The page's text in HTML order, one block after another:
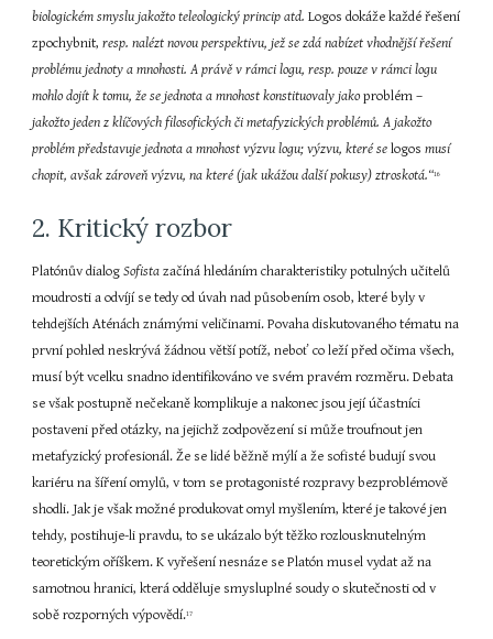
biologickém smyslu jakožto teleologický princip atd. Logos dokáže každé řešení
zpochybnit, resp. nalézt novou perspektivu, jež se zdá nabízet vhodnější řešení
problému jednoty a mnohosti. A právě v rámci logu, resp. pouze v rámci logu
mohlo dojít k tomu, že se jednota a mnohost konstituovaly jako
jakožto jeden z klíčových filosofických či metafyzických problémů. A jakožto
problém představuje jednota a mnohost výzvu logu; výzvu, které se logos musí
chopit, avšak zároveň výzvu, na které (jak ukážou další pokusy) ztroskotá.“16
2. Kritický rozbor
Platónův dialog Sofista začíná hledáním charakteristiky potulných učitelů
moudrosti a odvíjí se tedy od úvah nad působením osob, které byly v
tehdejších Aténách známými veličinami. Povaha diskutovaného tématu na
první pohled neskrývá žádnou větší potíž, neboť co leží před očima všech,
musí být vcelku snadno identifikováno ve svém pravém rozměru. Debata
se však postupně nečekaně komplikuje a nakonec jsou její účastníci
postaveni před otázky, na jejichž zodpovězení si může troufnout jen
metafyzický profesionál. Že se lidé běžně mýlí a že sofisté budují svou
kariéru na šíření omylů, v tom se protagonisté rozpravy bezproblémově
shodli. Jak je však možné produkovat omyl myšlením, které je takové jen
tehdy, postihuje-li pravdu, to se ukázalo být těžko rozlousknutelným
teoretickým oříškem. K vyřešení nesnáze se Platón musel vydat až na
samotnou hranici, která odděluje smysluplné soudy o skutečnosti od v
sobě rozporných výpovědí.17